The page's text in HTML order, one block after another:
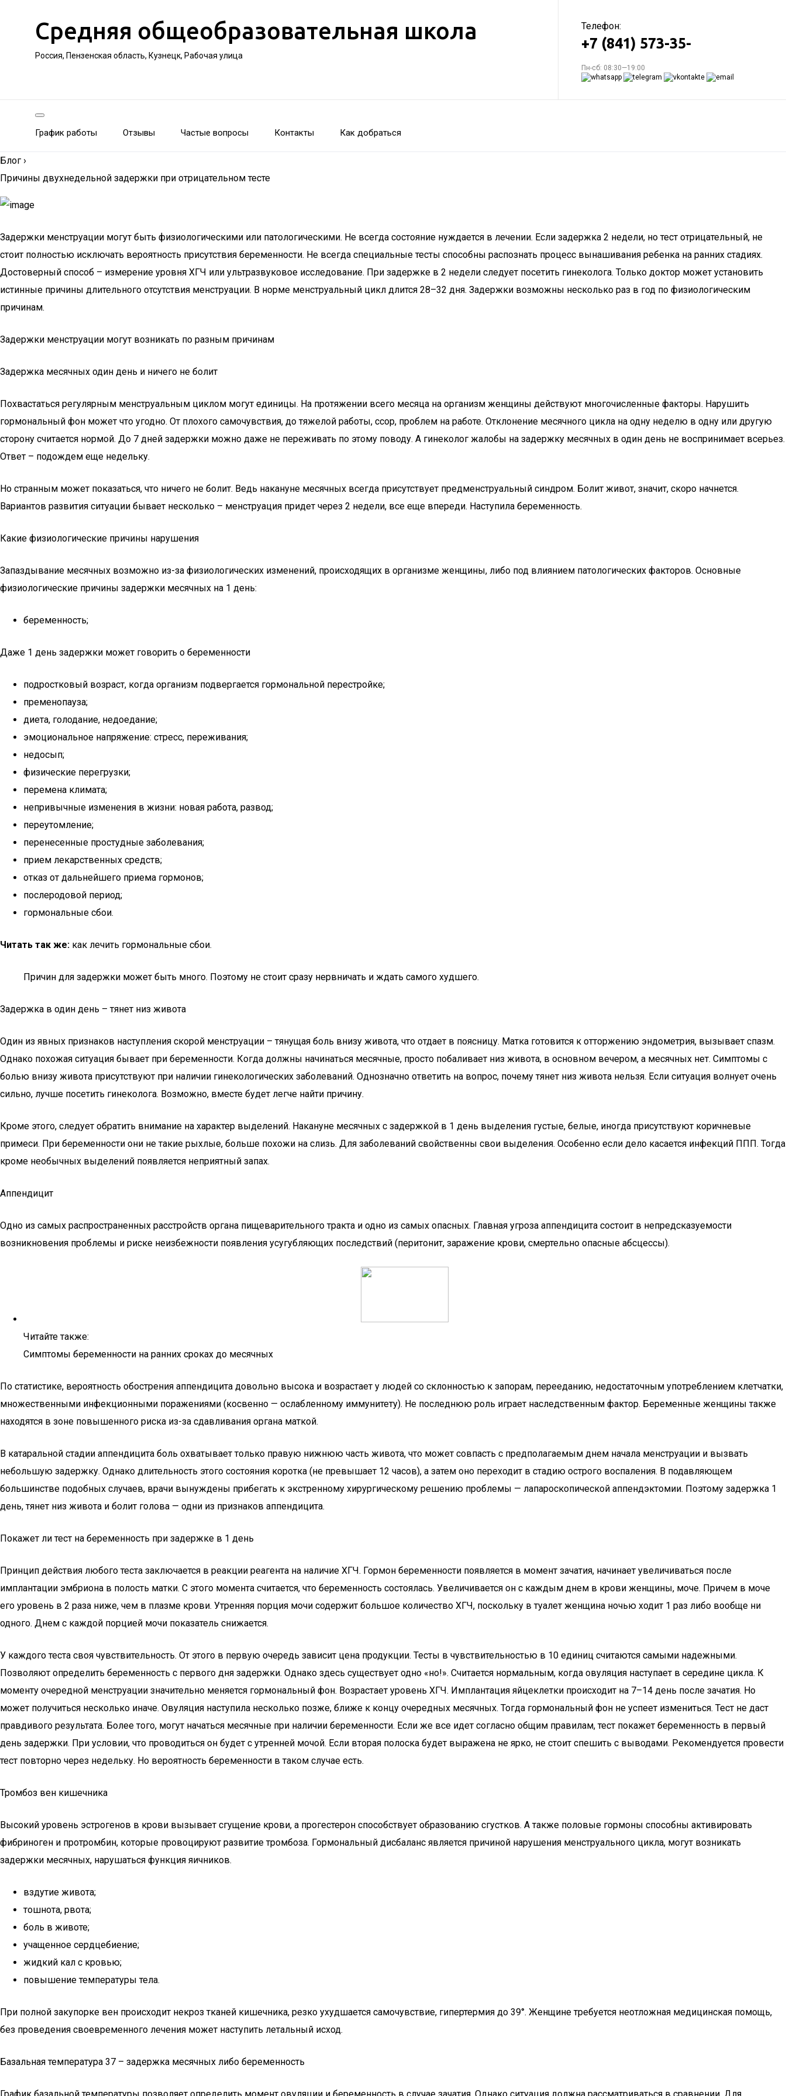
Средняя общеобразовательная школа
Россия, Пензенская область, Кузнецк, Рабочая улица
Телефон:
+7 (841) 573-35-
Пн-сб: 08:30—19:00
График работы Отзывы Частые вопросы Контакты Как добраться
Блог ›
Причины двухнедельной задержки при отрицательном тесте
Задержки менструации могут быть физиологическими или патологическими. Не всегда состояние нуждается в лечении. Если задержка 2 недели, но тест отрицательный, не
стоит полностью исключать вероятность присутствия беременности. Не всегда специальные тесты способны распознать процесс вынашивания ребенка на ранних стадиях.
Достоверный способ – измерение уровня ХГЧ или ультразвуковое исследование. При задержке в 2 недели следует посетить гинеколога. Только доктор может установить
истинные причины длительного отсутствия менструации. В норме менструальный цикл длится 28–32 дня. Задержки возможны несколько раз в год по физиологическим
причинам.
Задержки менструации могут возникать по разным причинам
Задержка месячных один день и ничего не болит
Похвастаться регулярным менструальным циклом могут единицы. На протяжении всего месяца на организм женщины действуют многочисленные факторы. Нарушить
гормональный фон может что угодно. От плохого самочувствия, до тяжелой работы, ссор, проблем на работе. Отклонение месячного цикла на одну неделю в одну или другую
сторону считается нормой. До 7 дней задержки можно даже не переживать по этому поводу. А гинеколог жалобы на задержку месячных в один день не воспринимает всерьез.
Ответ – подождем еще недельку.
Но странным может показаться, что ничего не болит. Ведь накануне месячных всегда присутствует предменструальный синдром. Болит живот, значит, скоро начнется.
Вариантов развития ситуации бывает несколько – менструация придет через 2 недели, все еще впереди. Наступила беременность.
Какие физиологические причины нарушения
Запаздывание месячных возможно из-за физиологических изменений, происходящих в организме женщины, либо под влиянием патологических факторов. Основные
физиологические причины задержки месячных на 1 день:
беременность;
Даже 1 день задержки может говорить о беременности
подростковый возраст, когда организм подвергается гормональной перестройке;
пременопауза;
диета, голодание, недоедание;
эмоциональное напряжение: стресс, переживания;
недосып;
физические перегрузки;
перемена климата;
непривычные изменения в жизни: новая работа, развод;
переутомление;
перенесенные простудные заболевания;
прием лекарственных средств;
отказ от дальнейшего приема гормонов;
послеродовой период;
гормональные сбои.
Читать так же: как лечить гормональные сбои.
Причин для задержки может быть много. Поэтому не стоит сразу нервничать и ждать самого худшего.
Задержка в один день – тянет низ живота
Один из явных признаков наступления скорой менструации – тянущая боль внизу живота, что отдает в поясницу. Матка готовится к отторжению эндометрия, вызывает спазм.
Однако похожая ситуация бывает при беременности. Когда должны начинаться месячные, просто побаливает низ живота, в основном вечером, а месячных нет. Симптомы с
болью внизу живота присутствуют при наличии гинекологических заболеваний. Однозначно ответить на вопрос, почему тянет низ живота нельзя. Если ситуация волнует очень
сильно, лучше посетить гинеколога. Возможно, вместе будет легче найти причину.
Кроме этого, следует обратить внимание на характер выделений. Накануне месячных с задержкой в 1 день выделения густые, белые, иногда присутствуют коричневые
примеси. При беременности они не такие рыхлые, больше похожи на слизь. Для заболеваний свойственны свои выделения. Особенно если дело касается инфекций ППП. Тогда
кроме необычных выделений появляется неприятный запах.
Аппендицит
Одно из самых распространенных расстройств органа пищеварительного тракта и одно из самых опасных. Главная угроза аппендицита состоит в непредсказуемости
возникновения проблемы и риске неизбежности появления усугубляющих последствий (перитонит, заражение крови, смертельно опасные абсцессы).
Читайте также:
Симптомы беременности на ранних сроках до месячных
По статистике, вероятность обострения аппендицита довольно высока и возрастает у людей со склонностью к запорам, перееданию, недостаточным употреблением клетчатки,
множественными инфекционными поражениями (косвенно — ослабленному иммунитету). Не последнюю роль играет наследственным фактор. Беременные женщины также
находятся в зоне повышенного риска из-за сдавливания органа маткой.
В катаральной стадии аппендицита боль охватывает только правую нижнюю часть живота, что может совпасть с предполагаемым днем начала менструации и вызвать
небольшую задержку. Однако длительность этого состояния коротка (не превышает 12 часов), а затем оно переходит в стадию острого воспаления. В подавляющем
большинстве подобных случаев, врачи вынуждены прибегать к экстренному хирургическому решению проблемы — лапароскопической аппендэктомии. Поэтому задержка 1
день, тянет низ живота и болит голова — одни из признаков аппендицита.
Покажет ли тест на беременность при задержке в 1 день
Принцип действия любого теста заключается в реакции реагента на наличие ХГЧ. Гормон беременности появляется в момент зачатия, начинает увеличиваться после
имплантации эмбриона в полость матки. С этого момента считается, что беременность состоялась. Увеличивается он с каждым днем в крови женщины, моче. Причем в моче
его уровень в 2 раза ниже, чем в плазме крови. Утренняя порция мочи содержит большое количество ХГЧ, поскольку в туалет женщина ночью ходит 1 раз либо вообще ни
одного. Днем с каждой порцией мочи показатель снижается.
У каждого теста своя чувствительность. От этого в первую очередь зависит цена продукции. Тесты в чувствительностью в 10 единиц считаются самыми надежными.
Позволяют определить беременность с первого дня задержки. Однако здесь существует одно «но!». Считается нормальным, когда овуляция наступает в середине цикла. К
моменту очередной менструации значительно меняется гормональный фон. Возрастает уровень ХГЧ. Имплантация яйцеклетки происходит на 7–14 день после зачатия. Но
может получиться несколько иначе. Овуляция наступила несколько позже, ближе к концу очередных месячных. Тогда гормональный фон не успеет измениться. Тест не даст
правдивого результата. Более того, могут начаться месячные при наличии беременности. Если же все идет согласно общим правилам, тест покажет беременность в первый
день задержки. При условии, что проводиться он будет с утренней мочой. Если вторая полоска будет выражена не ярко, не стоит спешить с выводами. Рекомендуется провести
тест повторно через недельку. Но вероятность беременности в таком случае есть.
Тромбоз вен кишечника
Высокий уровень эстрогенов в крови вызывает сгущение крови, а прогестерон способствует образованию сгустков. А также половые гормоны способны активировать
фибриноген и протромбин, которые провоцируют развитие тромбоза. Гормональный дисбаланс является причиной нарушения менструального цикла, могут возникать
задержки месячных, нарушаться функция яичников.
вздутие живота;
тошнота, рвота;
боль в животе;
учащенное сердцебиение;
жидкий кал с кровью;
повышение температуры тела.
При полной закупорке вен происходит некроз тканей кишечника, резко ухудшается самочувствие, гипертермия до 39°. Женщине требуется неотложная медицинская помощь,
без проведения своевременного лечения может наступить летальный исход.
Базальная температура 37 – задержка месячных либо беременность